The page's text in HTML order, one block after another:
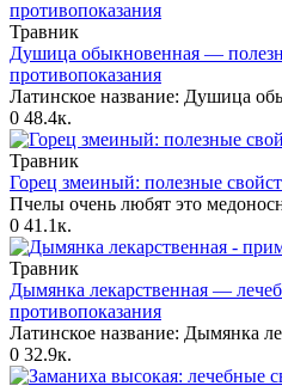
Травник
Душица обыкновенная —
противопоказания
Латинское название: Душица
0 48.4к.
Травник
Горец змеиный: полезные
Пчелы очень любят это
0 41.1к.
Травник
Дымянка лекарственная —
противопоказания
Латинское название: Дымянка
0 32.9к.